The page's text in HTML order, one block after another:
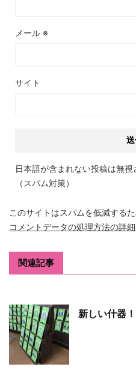
メール ※
サイト
日本語が含まれない投稿は無視
（スパム対策）
このサイトはスパムを低減する
コメントデータの処理方法の詳
関連記事
新しい什器！